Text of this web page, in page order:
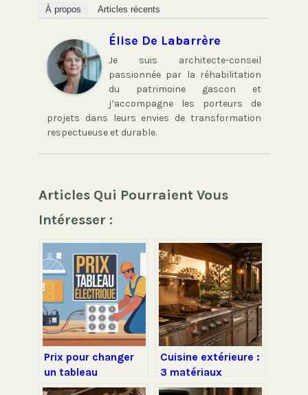
À propos Articles récents
Élise De Labarrère
Je suis architecte-conseil
passionnée par la réhabilitation
du patrimoine gascon et
j’accompagne les porteurs de
projets dans leurs envies de transformation
respectueuse et durable.
Articles Qui Pourraient Vous
Intéresser :
Prix pour changer
un tableau
électrique : budget,
Cuisine extérieure :
3 matériaux
durables et les